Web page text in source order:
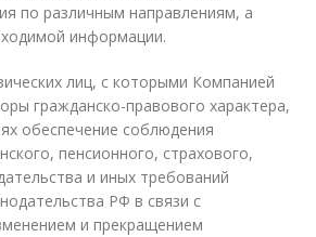
по различным направлениям, а
информации.
лиц, с которыми Компанией
гражданско-правового характера,
обеспечение соблюдения
пенсионного, страхового,
и иных требований
РФ в связи с
и прекращением